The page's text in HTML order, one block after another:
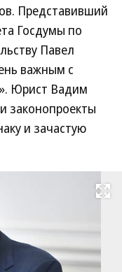
Представивший
Госдумы по
Павел
важным с
Юрист Вадим
законопроекты
и зачастую
Развернуть